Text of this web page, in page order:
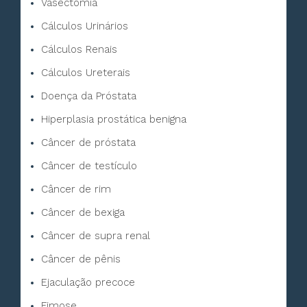
Vasectomia
Cálculos Urinários
Cálculos Renais
Cálculos Ureterais
Doença da Próstata
Hiperplasia prostática benigna
Câncer de próstata
Câncer de testículo
Câncer de rim
Câncer de bexiga
Câncer de supra renal
Câncer de pênis
Ejaculação precoce